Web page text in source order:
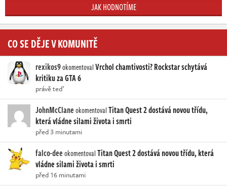
JAK HODNOTÍME
CO SE DĚJE V KOMUNITĚ
rexikos9okomentovalVrchol chamtivosti? Rockstar schytává
kritiku za GTA 6
právě teď
JohnMcClaneokomentovalTitan Quest 2 dostává novou třídu,
která vládne silami života i smrti
před 3 minutami
falco-deeokomentovalTitan Quest 2 dostává novou třídu, která
vládne silami života i smrti
před 16 minutami